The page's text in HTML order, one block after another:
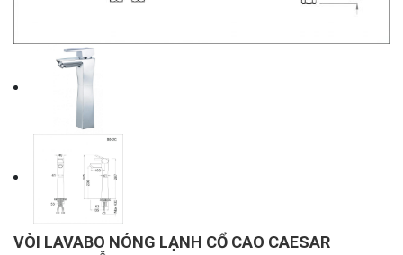
VÒI LAVABO NÓNG LẠNH CỔ CAO CAESAR